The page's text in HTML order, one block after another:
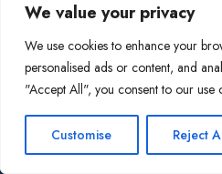
We value your privacy
We use cookies to enhance your
personalised ads or content, and
"Accept All", you consent to our use
Customise Reject
© 2026 Kościół Wolnych